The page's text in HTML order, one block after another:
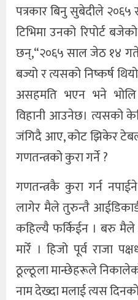
पत्रकार बिनु सुबेदीले
टिभिमा उनको रिपोर्ट
छन्,“२०६५ साल जेठ १४ गते
बज्यो र त्यसको निष्कर्ष
असहमति भएन भने भोलि
विहानी आउनेछ। त्यसको
जंगिदै आए, कोट झिकेर
गणतन्त्रको कुरा गर्ने ?
गणतन्त्रकै कुरा गर्न
लागेर मैले तुरुन्तै
कहिल्यै फर्किईन । बरु मैले
मारेँ । हिजो पूर्व राजा
ठूल्ठूला मान्छेहरूले
नाम देख्दा मलाई त्यस